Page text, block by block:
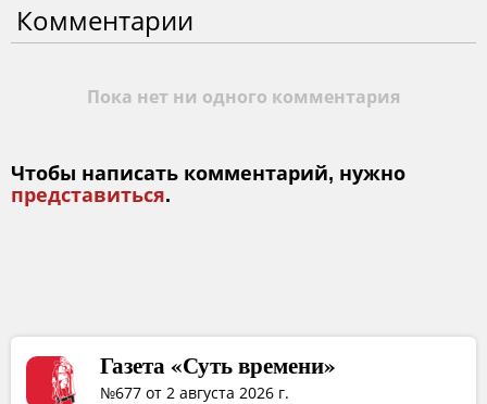
Комментарии
Пока нет ни одного комментария
Чтобы написать комментарий, нужно
представиться.
Газета «Суть времени»
№677 от 2 августа 2026 г.